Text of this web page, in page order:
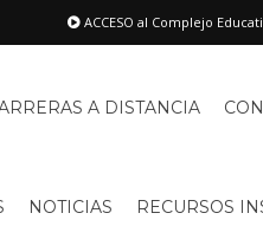
ACCESO al Complejo
A DISTANCIA
NOTICIAS RECURSOS